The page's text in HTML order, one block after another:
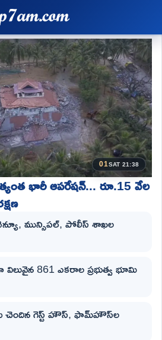
01SAT 21:38
భారీ ఆపరేషన్... రూ.15 వేల
మున్సిపల్, పోలీస్ శాఖల
విలువైన 861 ఎకరాల ప్రభుత్వ భూమి
చెందిన గెస్ట్ హౌస్, ఫామ్‌హౌస్‌ల